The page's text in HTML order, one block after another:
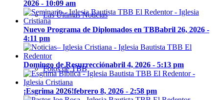
Las Últimas Noticias
Fotos de TBB
2026 - 10:09 am
Nuevo Programa de Diplomados en TBBabril 26, 2026 -
4:11 pm
Domingo de Resurrecciónabril 4, 2026 - 5:13 pm
¡Esgrima 2026!febrero 8, 2026 - 2:58 pm